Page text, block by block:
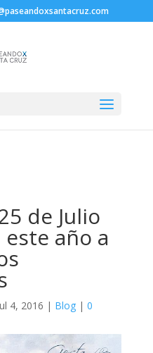
de Julio
año a
4, 2016 | Blog| 0